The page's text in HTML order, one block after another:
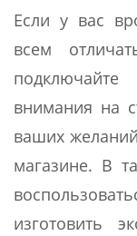
Если у вас
всем
внимания на
ваших
магазине. В
изготовить